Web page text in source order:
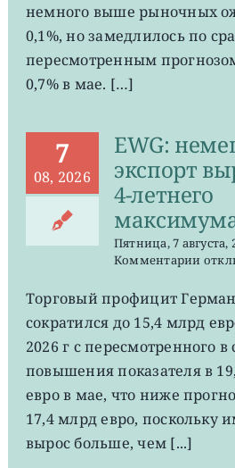
до
0,2%
немного выше рыночных
0,1%, но замедлилось по
пересмотренным
0,7% в мае. […]
7
08, 2026
EWG:
экспорт
4-летнего
Пятница, 7 августа,
Комментариик
EWG:
4-
Торговый профицит
сократился до 15,4 млрд
2026 г с пересмотренного в
повышения показателя в
евро в мае, что ниже
17,4 млрд евро, поскольку
вырос больше, чем [...]